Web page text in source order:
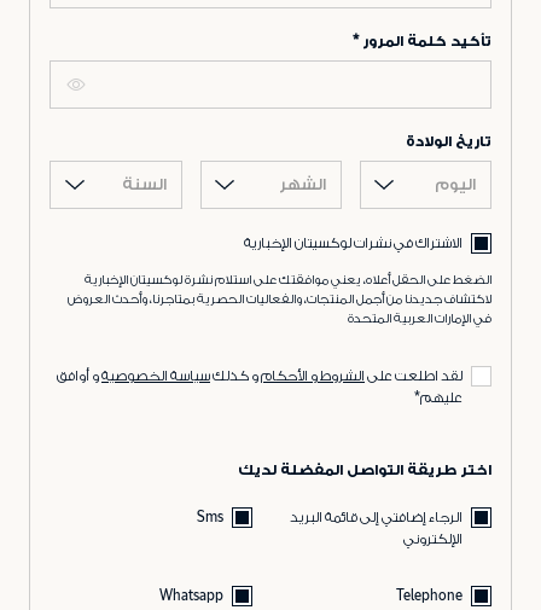
تأكيد كلمة المرور
تاريخ الولادة
اليوم الشهر السنة
الاشتراك في نشرات لوكسيتان الإخبارية
الضغط على الحقل أعلاه، يعني موافقتك على استلام نشرة لوكسيتان الإخبارية
لاكتشاف جديدنا من أجمل المنتجات، والفعاليات الحصرية بمتاجرنا، وأحدث العروض
في الإمارات العربية المتحدة
لقد اطلعت على الشروط و الأحكامو كذلكسياسة الخصوصيةو أوافق
عليهم*
اختر طريقة التواصل المفضلة لديك
الرجاء إضافتي إلى قائمة البريد
الإلكتروني
Sms
Telephone
Whatsapp